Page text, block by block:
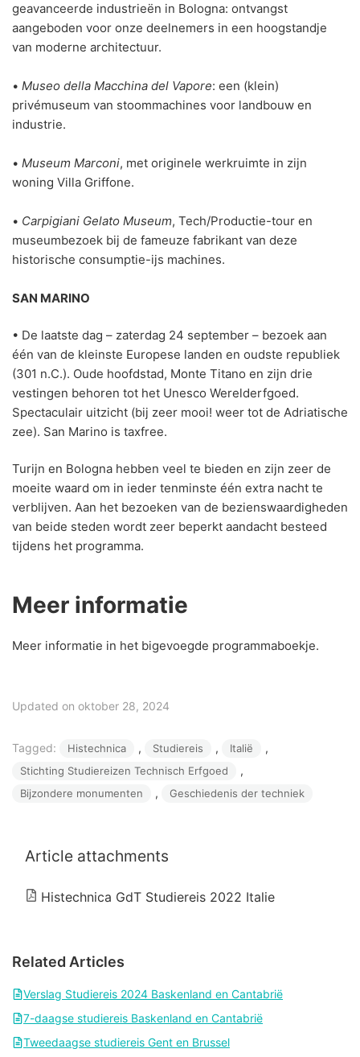
geavanceerde industrieën in Bologna: ontvangst
aangeboden voor onze deelnemers in een hoogstandje
van moderne architectuur.
• Museo della Macchina del Vapore: een (klein)
privémuseum van stoommachines voor landbouw en
industrie.
• Museum Marconi, met originele werkruimte in zijn
woning Villa Griffone.
• Carpigiani Gelato Museum, Tech/Productie-tour en
museumbezoek bij de fameuze fabrikant van deze
historische consumptie-ijs machines.
SAN MARINO
• De laatste dag – zaterdag 24 september – bezoek aan
één van de kleinste Europese landen en oudste republiek
(301 n.C.). Oude hoofdstad, Monte Titano en zijn drie
vestingen behoren tot het Unesco Werelderfgoed.
Spectaculair uitzicht (bij zeer mooi! weer tot de Adriatische
zee). San Marino is taxfree.
Turijn en Bologna hebben veel te bieden en zijn zeer de
moeite waard om in ieder tenminste één extra nacht te
verblijven. Aan het bezoeken van de bezienswaardigheden
van beide steden wordt zeer beperkt aandacht besteed
tijdens het programma.
Meer informatie
Meer informatie in het bigevoegde programmaboekje.
Updated on oktober 28, 2024
Tagged: Histechnica , Studiereis , Italië ,
Stichting Studiereizen Technisch Erfgoed ,
Bijzondere monumenten , Geschiedenis der techniek
Article attachments
Histechnica GdT Studiereis 2022 Italie
Related Articles
Verslag Studiereis 2024 Baskenland en Cantabrië
7-daagse studiereis Baskenland en Cantabrië
Tweedaagse studiereis Gent en Brussel